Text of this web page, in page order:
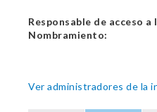
Responsable de acceso
Nombramiento:
Ver administradores de la